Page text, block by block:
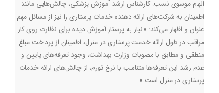
الهام موسوی نسب، کارشناس ارشد آموزش پزشکی، چالش‌هایی مانند
اطمینان به شرکت‌های ارائه دهنده خدمات پرستاری را نیز از مسائل مهم
عنوان و اظهار می‌کند: «نیاز به پرستار آموزش دیده برای نظارت روی کار
مراقب در طول ارائه خدمت پرستاری در منزل، اطمینان از پرداخت مبلغ
منطقی و مطابق با مصوبات وزارت بهداشت، وجود تعرفه‌های پایین و
عدم رشد این تعرفه‌ها متناسب با نرخ تورم، از چالش‌های ارائه خدمات
پرستاری در منزل است.»